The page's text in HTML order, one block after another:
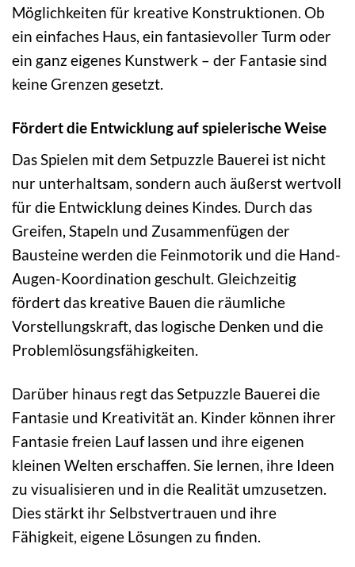
Möglichkeiten für kreative Konstruktionen. Ob
ein einfaches Haus, ein fantasievoller Turm oder
ein ganz eigenes Kunstwerk – der Fantasie sind
keine Grenzen gesetzt.
Fördert die Entwicklung auf spielerische Weise
Das Spielen mit dem Setpuzzle Bauerei ist nicht
nur unterhaltsam, sondern auch äußerst wertvoll
für die Entwicklung deines Kindes. Durch das
Greifen, Stapeln und Zusammenfügen der
Bausteine werden die Feinmotorik und die Hand-
Augen-Koordination geschult. Gleichzeitig
fördert das kreative Bauen die räumliche
Vorstellungskraft, das logische Denken und die
Problemlösungsfähigkeiten.
Darüber hinaus regt das Setpuzzle Bauerei die
Fantasie und Kreativität an. Kinder können ihrer
Fantasie freien Lauf lassen und ihre eigenen
kleinen Welten erschaffen. Sie lernen, ihre Ideen
zu visualisieren und in die Realität umzusetzen.
Dies stärkt ihr Selbstvertrauen und ihre
Fähigkeit, eigene Lösungen zu finden.